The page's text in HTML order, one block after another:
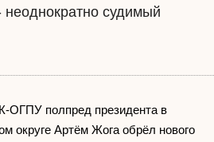
судимый
ОГПУ полпред президента в
округе Артём Жога обрёл нового